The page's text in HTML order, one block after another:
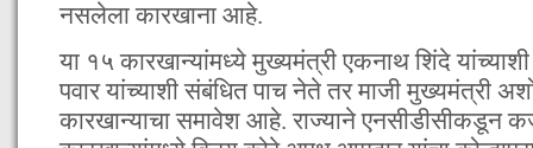
नसलेला कारखाना आहे.
या १५ कारखान्यांमध्ये मुख्यमंत्री एकनाथ शिंदे
पवार यांच्याशी संबंधित पाच नेते तर माजी मुख्यमंत्री
कारखान्याचा समावेश आहे. राज्याने एनसीडीसीकडून